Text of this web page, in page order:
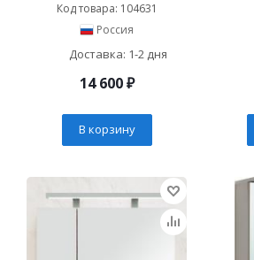
Код товара: 104631
Россия
Доставка: 1-2 дня
14 600₽
В корзину